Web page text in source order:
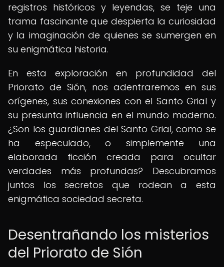
registros históricos y leyendas, se teje una
trama fascinante que despierta la curiosidad
y la imaginación de quienes se sumergen en
su enigmática historia.
En esta exploración en profundidad del
Priorato de Sión, nos adentraremos en sus
orígenes, sus conexiones con el Santo Grial y
su presunta influencia en el mundo moderno.
¿Son los guardianes del Santo Grial, como se
ha especulado, o simplemente una
elaborada ficción creada para ocultar
verdades más profundas? Descubramos
juntos los secretos que rodean a esta
enigmática sociedad secreta.
Desentrañando los misterios
del Priorato de Sión